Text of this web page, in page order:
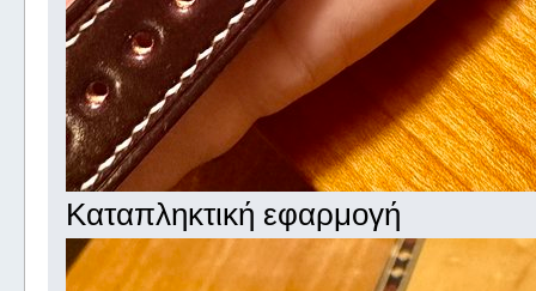
Καταπληκτική εφαρμογή